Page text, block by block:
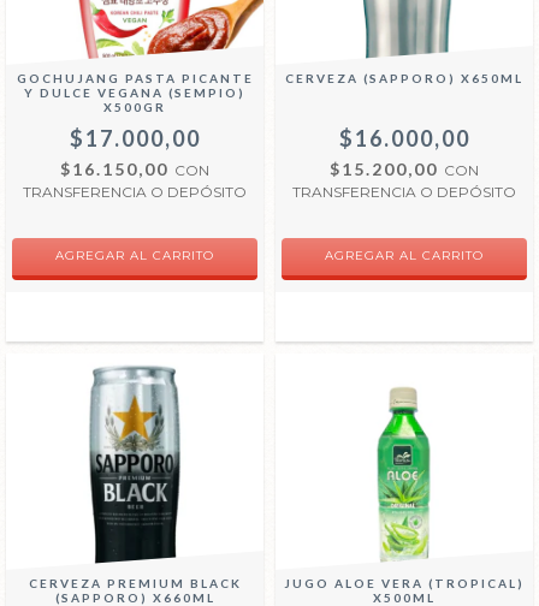
GOCHUJANG PASTA PICANTE
Y DULCE VEGANA (SEMPIO)
X500GR
$17.000,00
$16.150,00 CON
TRANSFERENCIA O DEPÓSITO
CERVEZA (SAPPORO) X650ML
$16.000,00
$15.200,00 CON
TRANSFERENCIA O DEPÓSITO
CERVEZA PREMIUM BLACK
(SAPPORO) X660ML
JUGO ALOE VERA (TROPICAL)
X500ML